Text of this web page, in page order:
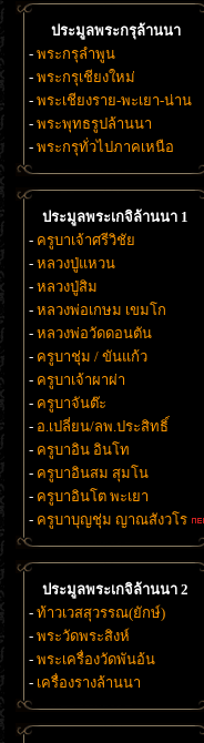
ประมูลพระกรุล้านนา
- พระกรุลำพูน
- พระกรุเชียงใหม่
- พระเชียงราย-พะเยา-น่าน
- พระพุทธรูปล้านนา
- พระกรุทั่วไปภาคเหนือ
ประมูลพระเกจิล้านนา 1
- ครูบาเจ้าศรีวิชัย
- หลวงปู่แหวน
- หลวงปู่สิม
- หลวงพ่อเกษม เขมโก
- หลวงพ่อวัดดอนตัน
- ครูบาชุ่ม / ขันแก้ว
- ครูบาเจ้าผาผ่า
- ครูบาจันต๊ะ
- อ.เปลี่ยน/ลพ.ประสิทธิ์
- ครูบาอิน อินโท
- ครูบาอินสม สุมโน
- ครูบาอินโต พะเยา
- ครูบาบุญชุ่ม ญาณสังวโร
ประมูลพระเกจิล้านนา 2
- ท้าวเวสสุวรรณ(ยักษ์)
- พระวัดพระสิงห์
- พระเครื่องวัดพันอ้น
- เครื่องรางล้านนา